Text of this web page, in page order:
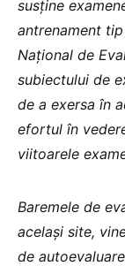
susține
antrenament
Național de
subiectului de
de a exersa în
efortul în
viitoarele
Baremele de
același site,
de